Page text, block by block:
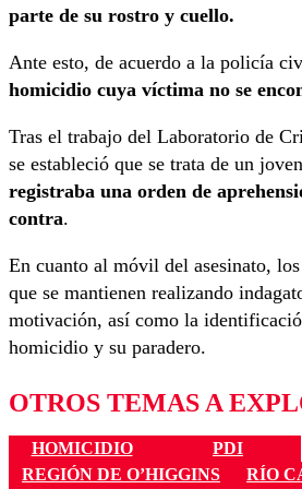
parte de su rostro y cuello.
Ante esto, de acuerdo a la policía
homicidio cuya víctima no se
Tras el trabajo del Laboratorio de
se estableció que se trata de un
registraba una orden de
contra.
En cuanto al móvil del asesinato,
que se mantienen realizando
motivación, así como la
homicidio y su paradero.
OTROS TEMAS A
HOMICIDIO
PDI
REGIÓN DE O’HIGGINS
RÍO